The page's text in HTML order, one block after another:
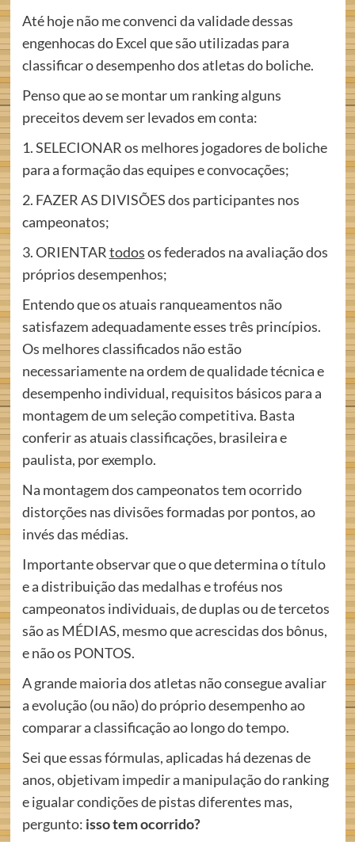
Até hoje não me convenci da validade dessas
engenhocas do Excel que são utilizadas para
classificar o desempenho dos atletas do boliche.
Penso que ao se montar um ranking alguns
preceitos devem ser levados em conta:
1. SELECIONAR os melhores jogadores de boliche
para a formação das equipes e convocações;
2. FAZER AS DIVISÕES dos participantes nos
campeonatos;
3. ORIENTARtodosos federados na avaliação dos
próprios desempenhos;
Entendo que os atuais ranqueamentos não
satisfazem adequadamente esses três princípios.
Os melhores classificados não estão
necessariamente na ordem de qualidade técnica e
desempenho individual, requisitos básicos para a
montagem de um seleção competitiva. Basta
conferir as atuais classificações, brasileira e
paulista, por exemplo.
Na montagem dos campeonatos tem ocorrido
distorções nas divisões formadas por pontos, ao
invés das médias.
Importante observar que o que determina o título
e a distribuição das medalhas e troféus nos
campeonatos individuais, de duplas ou de tercetos
são as MÉDIAS, mesmo que acrescidas dos bônus,
e não os PONTOS.
A grande maioria dos atletas não consegue avaliar
a evolução (ou não) do próprio desempenho ao
comparar a classificação ao longo do tempo.
Sei que essas fórmulas, aplicadas há dezenas de
anos, objetivam impedir a manipulação do ranking
e igualar condições de pistas diferentes mas,
pergunto: isso tem ocorrido?